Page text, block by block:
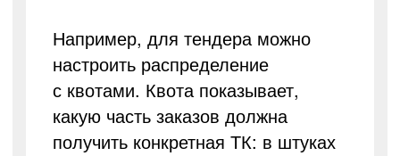
Например, для тендера можно
настроить распределение
с квотами. Квота показывает,
какую часть заказов должна
получить конкретная ТК: в штуках